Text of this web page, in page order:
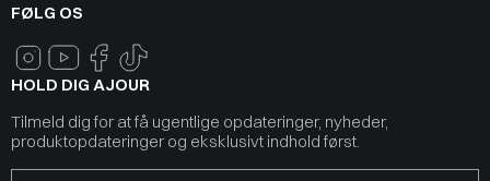
FØLG OS
HOLD DIG AJOUR
Tilmeld dig for at få ugentlige opdateringer, nyheder,
produktopdateringer og eksklusivt indhold først.